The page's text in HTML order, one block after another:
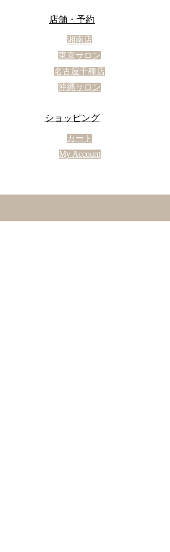
店舗・予約
湘南店
東京サロン
名古屋千種店
沖縄サロン
ショッピング
カート
My Account